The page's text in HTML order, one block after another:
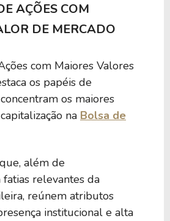
678,38 M
669,75 M
525,19 M
AÇÕES COM
DE MERCADO
com Maiores Valores
os papéis de
os maiores
na Bolsa de
além de
relevantes da
reúnem atributos
institucional e alta